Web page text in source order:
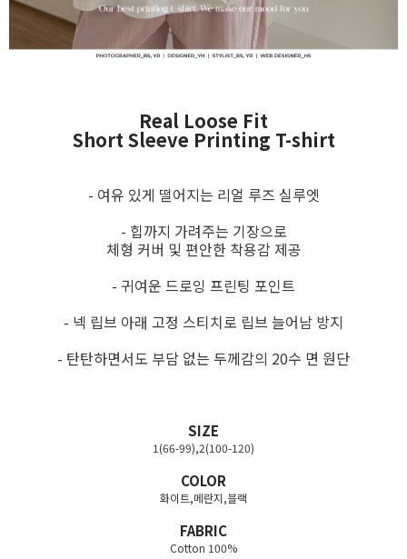
Real Loose Fit
Short Sleeve Printing T-shirt
- 여유 있게 떨어지는 리얼 루즈 실루엣
- 힙까지 가려주는 기장으로
체형 커버 및 편안한 착용감 제공
- 귀여운 드로잉 프린팅 포인트
- 넥 립브 아래 고정 스티치로 립브 늘어남 방지
- 탄탄하면서도 부담 없는 두께감의 20수 면 원단
SIZE
1(66-99),2(100-120)
COLOR
화이트,메란지,블랙
FABRIC
Cotton 100%